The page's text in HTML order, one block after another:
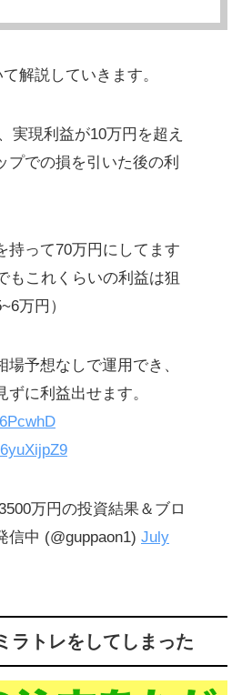
解説していきます。
実現利益が10万円を超え
プでの損を引いた後の利
持って70万円にしてます
もこれくらいの利益は狙
万円）
場予想なしで運用でき、
に利益出せます。
万円の投資結果＆ブロ
信中 (@guppaon1) July
ラトレをしてしまった